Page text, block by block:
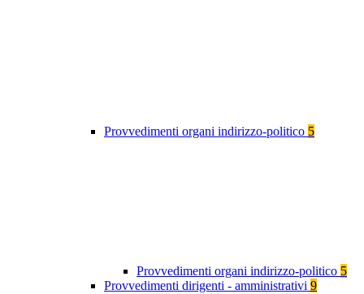
Provvedimenti organi indirizzo-politico 5
Provvedimenti organi indirizzo-politico 5
Provvedimenti dirigenti - amministrativi 9